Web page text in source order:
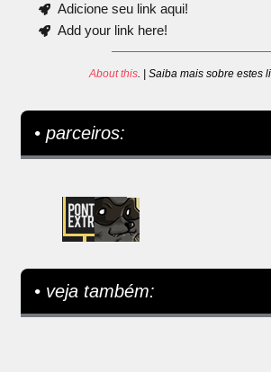
Adicione seu link aqui!
Add your link here!
About this. | Saiba mais sobre estes
• parceiros:
• veja também: